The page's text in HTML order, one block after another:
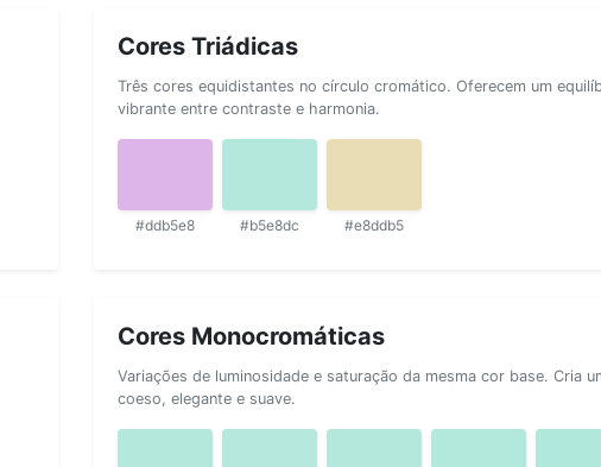
Cores Triádicas
Três cores equidistantes no círculo cromático. Oferecem um
vibrante entre contraste e harmonia.
#ddb5e8 #b5e8dc #e8ddb5
Cores Monocromáticas
Variações de luminosidade e saturação da mesma cor base. Cria
coeso, elegante e suave.